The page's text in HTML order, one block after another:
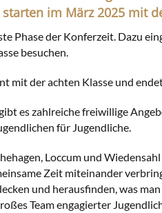
im März 2025 mit
Phase der Konferzeit. Dazu
besuchen.
mit der achten Klasse und
es zahlreiche freiwillige
für Jugendliche.
Loccum und
Zeit miteinander
und herausfinden, was
Team engagierter